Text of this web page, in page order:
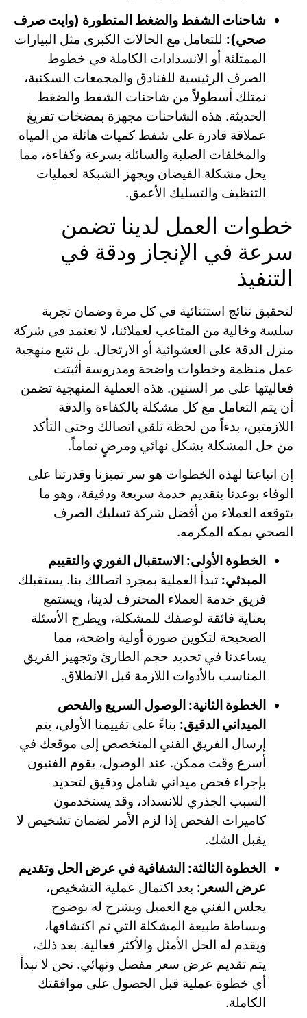
شاحنات الشفط والضغط المتطورة (وايت صرف
صحي): للتعامل مع الحالات الكبرى مثل البيارات
الممتلئة أو الانسدادات الكاملة في خطوط
الصرف الرئيسية للفنادق والمجمعات السكنية،
نمتلك أسطولاً من شاحنات الشفط والضغط
الحديثة. هذه الشاحنات مجهزة بمضخات تفريغ
عملاقة قادرة على شفط كميات هائلة من المياه
والمخلفات الصلبة والسائلة بسرعة وكفاءة، مما
يحل مشكلة الفيضان ويجهز الشبكة لعمليات
التنظيف والتسليك الأعمق.
خطوات العمل لدينا تضمن
سرعة في الإنجاز ودقة في
التنفيذ
لتحقيق نتائج استثنائية في كل مرة وضمان تجربة
سلسة وخالية من المتاعب لعملائنا، لا نعتمد في شركة
منزل الدقة على العشوائية أو الارتجال. بل نتبع منهجية
عمل منظمة وخطوات واضحة ومدروسة أثبتت
فعاليتها على مر السنين. هذه العملية المنهجية تضمن
أن يتم التعامل مع كل مشكلة بالكفاءة والدقة
اللازمتين، بدءاً من لحظة تلقي اتصالك وحتى التأكد
من حل المشكلة بشكل نهائي ومرضٍ تماماً.
إن اتباعنا لهذه الخطوات هو سر تميزنا وقدرتنا على
الوفاء بوعدنا بتقديم خدمة سريعة ودقيقة، وهو ما
يتوقعه العملاء من أفضل شركة تسليك الصرف
الصحي بمكه المكرمه.
الخطوة الأولى: الاستقبال الفوري والتقييم
المبدئي: تبدأ العملية بمجرد اتصالك بنا. يستقبلك
فريق خدمة العملاء المحترف لدينا، ويستمع
بعناية فائقة لوصفك للمشكلة، ويطرح الأسئلة
الصحيحة لتكوين صورة أولية واضحة، مما
يساعدنا في تحديد حجم الطارئ وتجهيز الفريق
المناسب بالأدوات اللازمة قبل الانطلاق.
الخطوة الثانية: الوصول السريع والفحص
الميداني الدقيق: بناءً على تقييمنا الأولي، يتم
إرسال الفريق الفني المتخصص إلى موقعك في
أسرع وقت ممكن. عند الوصول، يقوم الفنيون
بإجراء فحص ميداني شامل ودقيق لتحديد
السبب الجذري للانسداد، وقد يستخدمون
كاميرات الفحص إذا لزم الأمر لضمان تشخيص لا
يقبل الشك.
الخطوة الثالثة: الشفافية في عرض الحل وتقديم
عرض السعر: بعد اكتمال عملية التشخيص،
يجلس الفني مع العميل ويشرح له بوضوح
وبساطة طبيعة المشكلة التي تم اكتشافها،
ويقدم له الحل الأمثل والأكثر فعالية. بعد ذلك،
يتم تقديم عرض سعر مفصل ونهائي. نحن لا نبدأ
أي خطوة عملية قبل الحصول على موافقتك
الكاملة.